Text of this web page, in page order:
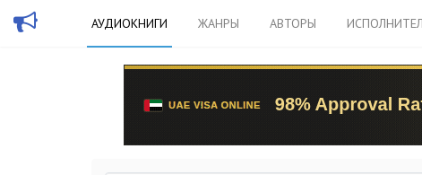
АУДИОКНИГИ ЖАНРЫ АВТОРЫ